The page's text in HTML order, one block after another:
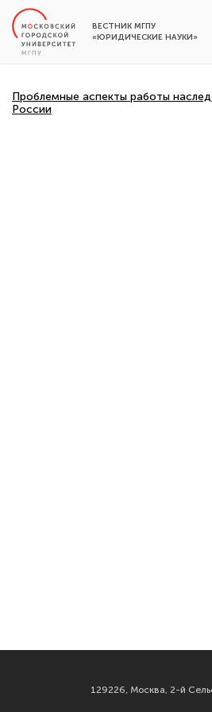
ВЕСТНИК МГПУ
«ЮРИДИЧЕСКИЕ НАУКИ»
Проблемные аспекты работы
России
129226, Москва, 2-й